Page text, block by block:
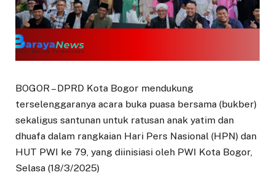
BOGOR – DPRD Kota Bogor mendukung
terselenggaranya acara buka puasa bersama (bukber)
sekaligus santunan untuk ratusan anak yatim dan
dhuafa dalam rangkaian Hari Pers Nasional (HPN) dan
HUT PWI ke 79, yang diinisiasi oleh PWI Kota Bogor,
Selasa (18/3/2025)